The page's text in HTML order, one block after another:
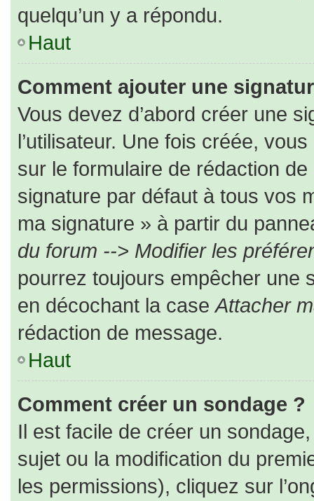
quelqu’un y a répondu.
Haut
Comment ajouter une
Vous devez d’abord créer une
l’utilisateur. Une fois créée,
sur le formulaire de rédaction
signature par défaut à tous vos
ma signature » à partir du
du forum --> Modifier les
pourrez toujours empêcher une
en décochant la caseAttacher
rédaction de message.
Haut
Comment créer un sondage ?
Il est facile de créer un
sujet ou la modification du
les permissions), cliquez sur